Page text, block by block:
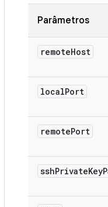
Parâmetros
remoteHost
localPort
remotePort
sshPrivateKey